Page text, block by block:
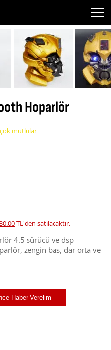
Hoparlör
mutlular
TL'den satılacaktır.
4.5 sürücü ve dsp
zengin bas, dar orta ve
Haber Verelim